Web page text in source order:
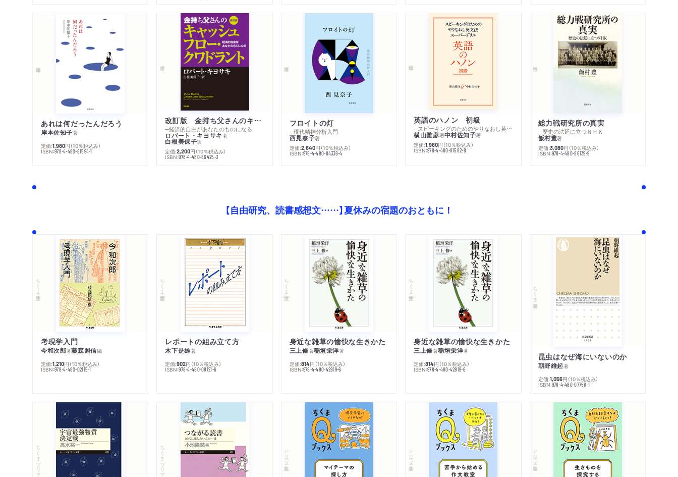
あれは何だったんだろう
岸本佐知子著
定価:1,980円 （10％税込み）
ISBN:978-4-480-81594-1
改訂版 金持ち父さんのキャッシュフロー・クワドラント
─経済的自由があなたのものになる
ロバート・キヨサキ著
白根美保子訳
定価:2,200円 （10％税込み）
ISBN:978-4-480-86425-3
フロイトの灯
─現代精神分析入門
西見奈子著
定価:2,640円 （10％税込み）
ISBN:978-4-480-84336-4
英語のハノン 初級
─スピーキングのためのやりなおし英文法スーパードリル
横山雅彦著中村佐知子著
定価:1,980円 （10％税込み）
ISBN:978-4-480-81582-8
総力戦研究所の真実
─歴史の法廷に立つＮＨＫ
飯村豊著
定価:3,080円 （10％税込み）
ISBN:978-4-480-86139-9
【自由研究、読書感想文……】夏休みの宿題のおともに！
ちくま文庫
考現学入門
今和次郎著藤森照信編
定価:1,210円 （10％税込み）
ISBN:978-4-480-02115-1
ちくま学芸文庫
レポートの組み立て方
木下是雄著
定価:902円 （10％税込み）
ISBN:978-4-480-08121-6
ちくま文庫
身近な雑草の愉快な生きかた
三上修著稲垣栄洋著
定価:814円 （10％税込み）
ISBN:978-4-480-42819-6
ちくま文庫
身近な雑草の愉快な生きかた
三上修著稲垣栄洋著
定価:814円 （10％税込み）
ISBN:978-4-480-42819-6
ちくま新書
昆虫はなぜ海にいないのか
朝野維起著
定価:1,056円 （10％税込み）
ISBN:978-4-480-07756-1
ちくまプリマー新書 ちくまプリマー新書 シリーズ・全集 シリーズ・全集 シリーズ・全集